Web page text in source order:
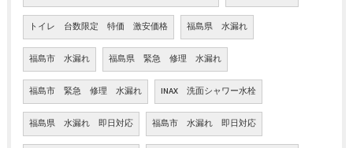
トイレ 台数限定 特価 激安価格 福島県 水漏れ
福島市 水漏れ 福島県 緊急 修理 水漏れ
福島市 緊急 修理 水漏れ INAX 洗面シャワー水栓
福島県 水漏れ 即日対応 福島市 水漏れ 即日対応